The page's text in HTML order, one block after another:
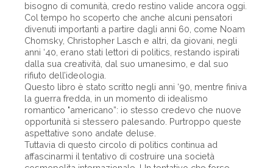
bisogno di comunità, credo restino valide ancora oggi.
Col tempo ho scoperto che anche alcuni pensatori
divenuti importanti a partire dagli anni 60, come Noam
Chomsky, Christopher Lasch e altri, da giovani, negli
anni ‘40, erano stati lettori di politics, restando ispirati
dalla sua creatività, dal suo umanesimo, e dal suo
rifiuto dell’ideologia.
Questo libro è stato scritto negli anni ‘90, mentre finiva
la guerra fredda, in un momento di idealismo
romantico "americano”: io stesso credevo che nuove
opportunità si stessero palesando. Purtroppo queste
aspettative sono andate deluse.
Tuttavia di questo circolo di politics continua ad
affascinarmi il tentativo di costruire una società